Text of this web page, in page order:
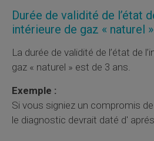
Durée de validité de l’état
intérieure de gaz « naturel
La durée de validité de l’état de
gaz « naturel » est de 3 ans.
Exemple :
Si vous signiez un compromis
le diagnostic devrait daté d'